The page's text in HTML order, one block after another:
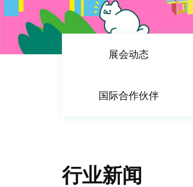
展会动态
国际合作伙伴
行业新闻